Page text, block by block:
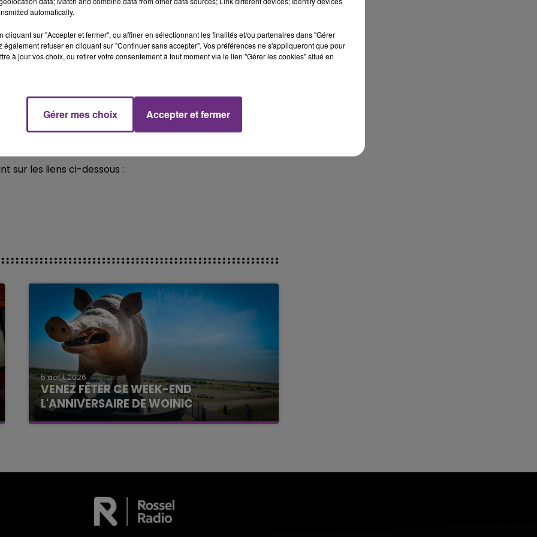
permet d'apprendre la langue de Shakespeare plus
propose également des lives dans lesquelles
a parfois des élèves dans les commentaires qui ne
et dans ce cas je peux donner un coup de main,
dans le live.
#anglais
- l'agrégégé
sur les liens ci-dessous :
5 août 2026
VENEZ FÊTER CE WEEK-END
L'ANNIVERSAIRE DE WOINIC
Ce samedi 8 août sera un grand jour :
automatically.
cliquant sur "Accepter et fermer", ou affiner en sélectionnant les finalités et/ou partenaires dans "Gérer
également refuser en cliquant sur "Continuer sans accepter". Vos préférences ne s'appliqueront que pour
à jour vos choix, ou retirer votre consentement à tout moment via le lien "Gérer les cookies" situé en
Gérer mes choix Accepter et fermer